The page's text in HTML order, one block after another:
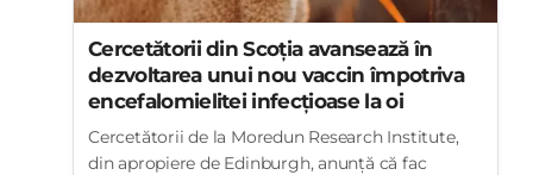
Cercetătorii din Scoția avansează în
dezvoltarea unui nou vaccin împotriva
encefalomielitei infecțioase la oi
Cercetătorii de la Moredun Research Institute,
din apropiere de Edinburgh, anunță că fac